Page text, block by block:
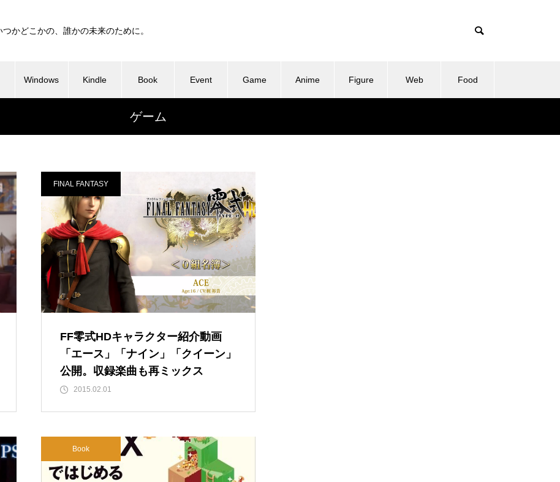
つかどこかの、誰かの未来のために。
Windows Kindle Book Event Game Anime Figure Web Food
ゲーム
FINAL FANTASY
FF零式HDキャラクター紹介動画
「エース」「ナイン」「クイーン」
公開。収録楽曲も再ミックス
2015.02.01
Book